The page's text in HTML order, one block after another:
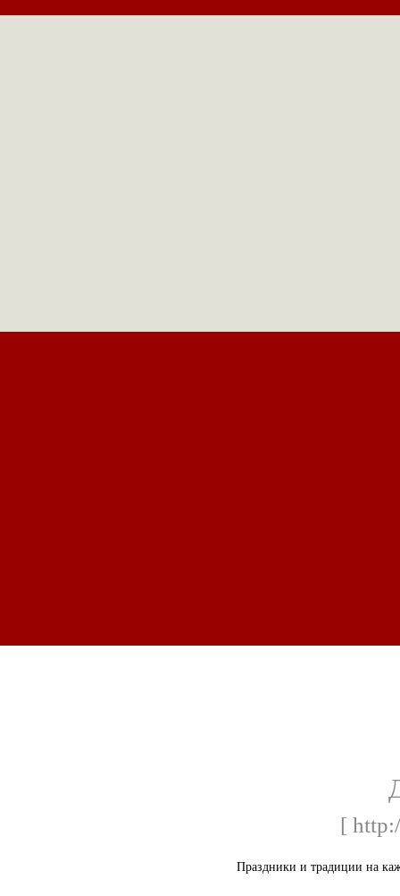
[
Праздники и традиции на